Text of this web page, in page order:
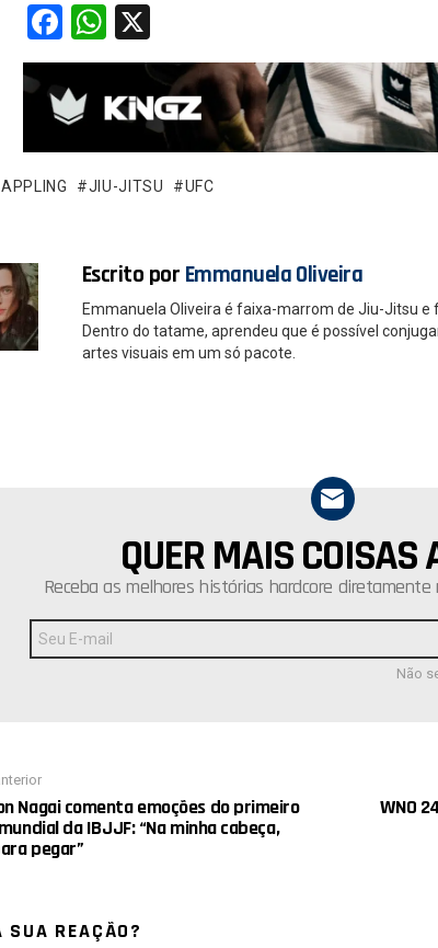
F
a
ce
b
o
o
W
h
at
s
A
p
JIU-JITSU UFC
Escrito por Emmanuela Oliveira
Emmanuela Oliveira é faixa-marrom de Jiu-Jitsu e
Dentro do tatame, aprendeu que é possível
artes visuais em um só pacote.
QUER MAIS COISAS
Receba as melhores histórias hardcore
Endereço
de
E-
Não
Nagai comenta emoções do primeiro
da IBJJF: “Na minha cabeça,
pegar”
WNO
SUA REAÇÃO?